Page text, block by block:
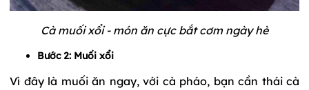
Cà muối xổi - món ăn cực bắt cơm ngày hè
Bước 2: Muối xổi
Vì đây là muối ăn ngay, với cà pháo, bạn cần thái cà